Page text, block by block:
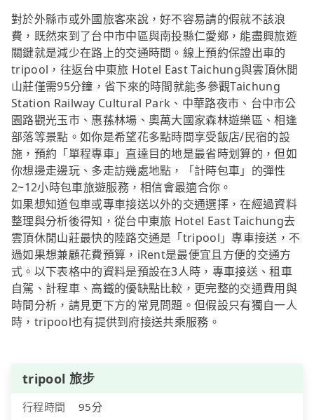
對於外縣市或外國旅客來說，好不容易請的假就不該浪
費，既然來到了台中市中區與南投縣仁愛鄉，能盡興旅遊
關鍵就是減少在路上的交通時間。線上預約保證出車的
tripool，往返台中東旅 Hotel East Taichung與雲頂休閒
山莊僅需95分鐘，省下來的時間就能多參觀Taichung
Station Railway Cultural Park、中華路夜市、台中市公
園路觀光玉市、惠蓀林場、奧萬大國家森林遊樂區、相逢
部落等景點。如你是希望花多點時間享受飯店/民宿的設
施，預約「單程專車」直達目的地是最省時划算的，但如
你想邊走邊玩、多走訪幾處地點，「計時包車」的彈性
2~12小時包車旅遊服務，相信會最適合你。
如果想知道包車或專車接送以外的交通選擇，在經過資料
整理與分析後得知，從台中東旅 Hotel East Taichung去
雲頂休閒山莊最快的陸路交通是「tripool」專車接送，不
過如果想兼顧花費預算，iRent是最便宜且方便的交通方
式。以下表格中的資料是預設在3人時，專車接送、租車
自駕、計程車、高鐵的優缺點比較，更完整的交通費用與
時間分析，請見更下方的常見問題。但假設只有獨自一人
時，tripool也有提供到府接送共乘服務。
tripool 旅步
行程時間
95分